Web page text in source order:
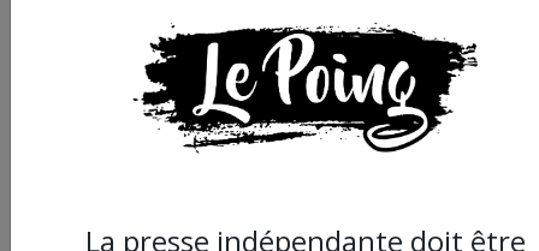
NOBEL : siège social – 57 rue Pierre Charron,
75008 Paris : fabrique les système de mise à
feu des grenades lacrymogène
BRÜGER & THOMET : fabrique les lanceurs
La presse indépendante doit être